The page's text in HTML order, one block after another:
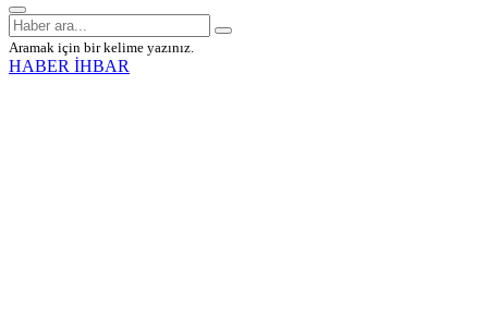
Aramak için bir kelime yazınız.
HABER İHBAR